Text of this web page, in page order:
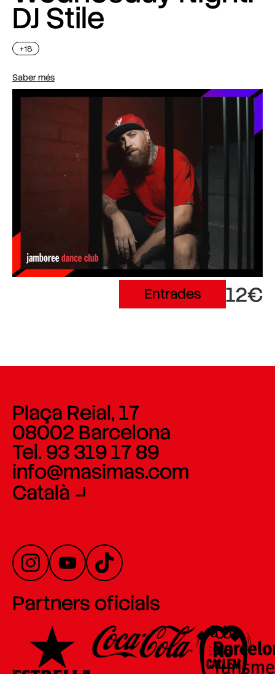
DJ Stile
+18
Saber més
Entrades 12€
Plaça Reial, 17
08002 Barcelona
Tel. 93 319 17 89
info@masimas.com
Català
Partners oficials